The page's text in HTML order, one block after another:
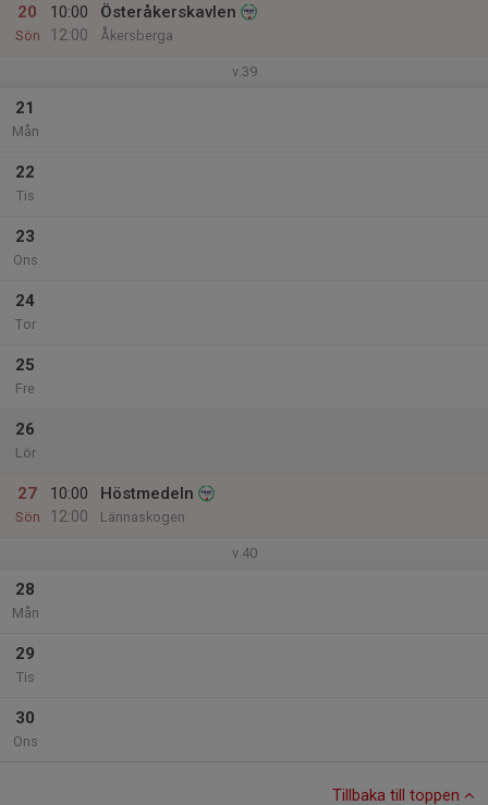
20
Sön
10:00
12:00
Österåkerskavlen
Åkersberga
v.39
21
Mån
22
Tis
23
Ons
24
Tor
25
Fre
26
Lör
27
Sön
10:00
12:00
Höstmedeln
Lännaskogen
v.40
28
Mån
29
Tis
30
Ons
Tillbaka till toppen